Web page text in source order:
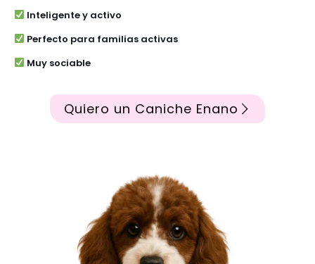
Inteligente y activo
Perfecto para familias activas
Muy sociable
Quiero un Caniche Enano